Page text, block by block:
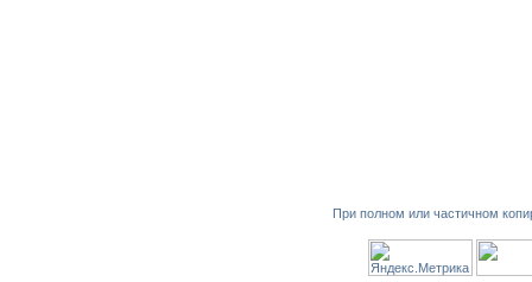
При полном или частичном